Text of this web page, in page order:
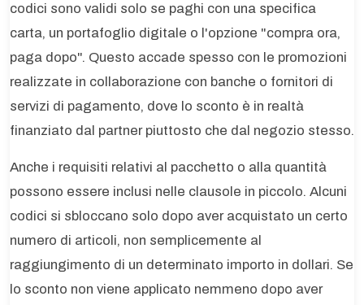
codici sono validi solo se paghi con una specifica
carta, un portafoglio digitale o l'opzione "compra ora,
paga dopo". Questo accade spesso con le promozioni
realizzate in collaborazione con banche o fornitori di
servizi di pagamento, dove lo sconto è in realtà
finanziato dal partner piuttosto che dal negozio stesso.
Anche i requisiti relativi al pacchetto o alla quantità
possono essere inclusi nelle clausole in piccolo. Alcuni
codici si sbloccano solo dopo aver acquistato un certo
numero di articoli, non semplicemente al
raggiungimento di un determinato importo in dollari. Se
lo sconto non viene applicato nemmeno dopo aver